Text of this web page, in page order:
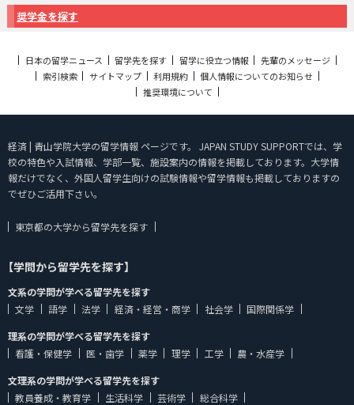
奨学金を探す
日本の留学ニュース 留学先を探す 留学に役立つ情報
先輩のメッセージ
索引検索
サイトマップ 利用規約
個人情報についてのお知らせ
推奨環境について
経済 | 青山学院大学の留学情報 ページです。 JAPAN STUDY SUPPORTでは、学
校の特色や入試情報、学部一覧、施設案内の情報を掲載しております。大学情
報だけでなく、外国人留学生向けの試験情報や留学情報も掲載しておりますの
でぜひご活用下さい。
東京都の大学から留学先を探す
【学問から留学先を探す】
文系の学問が学べる留学先を探す
文学
語学 法学 経済・経営・商学 社会学
国際関係学
理系の学問が学べる留学先を探す
看護・保健学
医・歯学 薬学 理学 工学
農・水産学
文理系の学問が学べる留学先を探す
教員養成・教育学
生活科学 芸術学 総合科学